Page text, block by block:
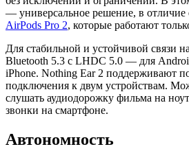
— универсальное решение, в отличие
AirPods Pro 2, которые работают
Для стабильной и устойчивой связи
Bluetooth 5.3 c LHDC 5.0 — для
iPhone. Nothing Ear 2 поддерживают
подключения к двум устройствам.
слушать аудиодорожку фильма на
звонки на смартфоне.
Автономность